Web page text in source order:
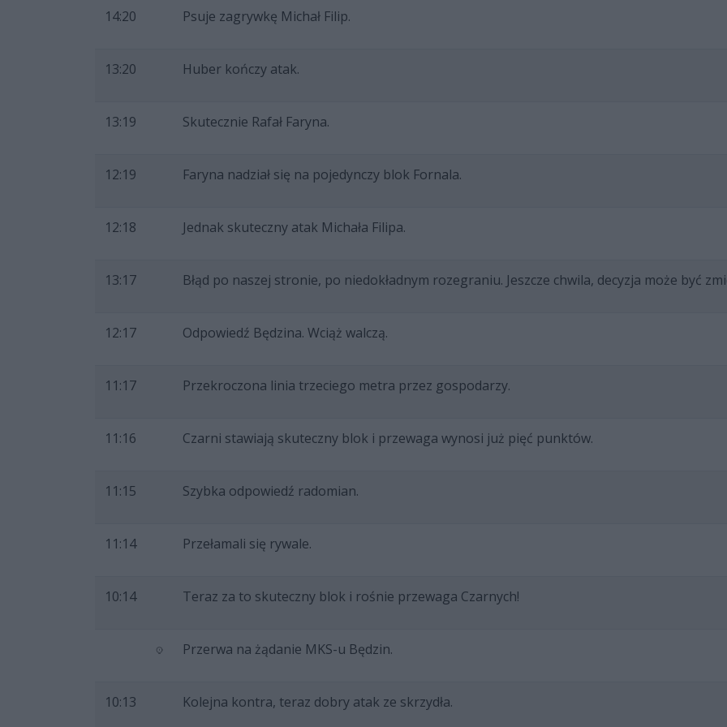
14:20 Psuje zagrywkę Michał Filip.
13:20 Huber kończy atak.
13:19 Skutecznie Rafał Faryna.
12:19 Faryna nadział się na pojedynczy blok Fornala.
12:18 Jednak skuteczny atak Michała Filipa.
13:17 Błąd po naszej stronie, po niedokładnym rozegraniu. Jeszcze chwila, decyzja może być
12:17 Odpowiedź Będzina. Wciąż walczą.
11:17 Przekroczona linia trzeciego metra przez gospodarzy.
11:16 Czarni stawiają skuteczny blok i przewaga wynosi już pięć punktów.
11:15 Szybka odpowiedź radomian.
11:14 Przełamali się rywale.
10:14 Teraz za to skuteczny blok i rośnie przewaga Czarnych!
Przerwa na żądanie MKS-u Będzin.
10:13 Kolejna kontra, teraz dobry atak ze skrzydła.